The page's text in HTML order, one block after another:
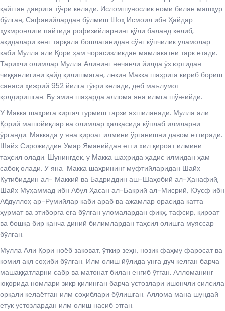
қайтган даврига тўғри келади. Исломшунослик номи билан машҳур
бўлган, Сафавийлардан бўлмиш Шоҳ Исмоил ибн Ҳайдар
ҳукмронлиги пайтида рофизийларнинг қўли баланд келиб,
ақидалари кенг тарқала бошлаганидан сўнг кўпчилик уламолар
каби Мулла али Қори ҳам чорасизликдан мамлакатни тарк етади.
Тарихчи олимлар Мулла Алининг нечанчи йилда ўз юртидан
чиққанлигини қайд қилишмаган, лекин Макка шаҳрига кириб бориш
санаси ҳижрий 952 йилга тўғри келади, деб маълумот
қолдиришган. Бу эмин шаҳарда аллома яна илмга шўнғийди.
У Макка шаҳрига киргач турмиш тарзи яхшиланади. Мулла али
Қорий машойиқлар ва олимлар ҳалқасида кўплаб илмларни
ўрганди. Маккада у яна қироат илмини ўрганишни давом еттиради.
Шайх Сирожиддин Умар Яманийдан етти хил қироат илмини
таҳсил олади. Шунингдек, у Макка шаҳрида ҳадис илмидан ҳам
сабоқ олади. У яна Макка шаҳрининг муфтийларидан Шайх
Қутибиддин ал- Маккий ва Бадриддин аш-Шаҳобий ал-Ҳанафий,
Шайх Муҳаммад ибн Абул Ҳасан ал-Бакрий ал-Мисрий, Юусф ибн
Абдуллоҳ ар-Румийлар каби араб ва ажамлар орасида катта
ҳурмат ва этиборга ега бўлган уломалардан фиқҳ, тафсир, қироат
ва бошқа бир қанча диний билимлардан таҳсил олишга муяссар
бўлган.
Мулла Али Қори ноёб заковат, ўткир зеҳн, нозик фаҳму фаросат ва
комил ақл соҳиби бўлган. Илм олиш йўлида унга дуч келган барча
машаққатларни сабр ва матонат билан енгиб ўтган. Алломанинг
юқорида номлари зикр қилинган барча устозлари ишончли силсила
орқали келаётган илм соҳиблари бўлишган. Аллома мана шундай
етук устозлардан илм олиш насиб этган.